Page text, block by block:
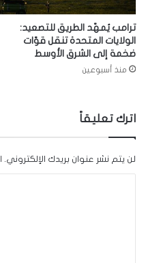
ترامب يُمهّد الطريق للتصعيد:
الولايات المتحدة تنقل قوّات
ضخمة إلى الشرق الأوسط
منذ أسبوعين
اترك تعليقاً
لن يتم نشر عنوان بريدك الإلكتروني.